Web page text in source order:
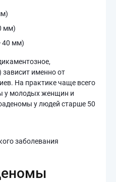
мм)
40 мм)
зависит именно от
На практике чаще всего
у молодых женщин и
у людей старше 50